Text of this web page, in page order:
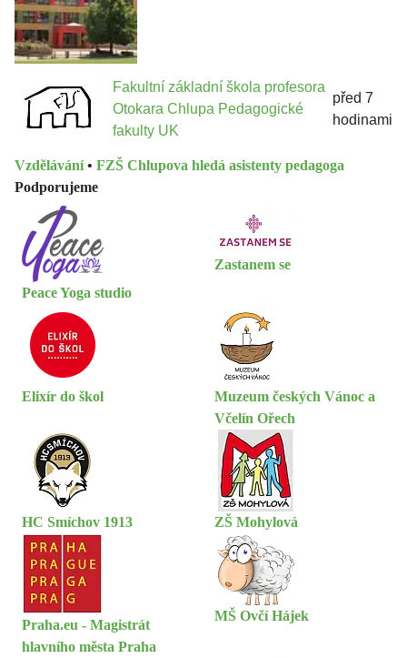
Fakultní základní škola profesora
Otokara Chlupa Pedagogické
fakulty UK
před 7
hodinami
Vzdělávání • FZŠ Chlupova hledá asistenty pedagoga
Podporujeme
Peace Yoga studio
Zastanem se
Elixír do škol
Muzeum českých Vánoc a
Včelín Ořech
HC Smíchov 1913 ZŠ Mohylová
Praha.eu - Magistrát
hlavního města Praha
MŠ Ovčí Hájek